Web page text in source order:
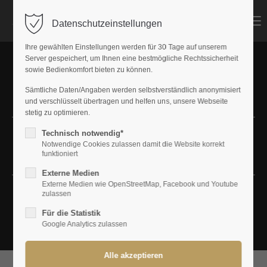
Login
Benutzername
Passwort
Anmelden
Support
Lorem ipsum dolor sit amet:
Newsdetails
Datenschutzeinstellungen
Ihre gewählten Einstellungen werden für 30 Tage auf unserem
Server gespeichert, um Ihnen eine bestmögliche Rechtssicherheit
sowie Bedienkomfort bieten zu können.
Sämtliche Daten/Angaben werden selbstverständlich anonymisiert
und verschlüsselt übertragen und helfen uns, unsere Webseite
stetig zu optimieren.
Technisch notwendig*
Notwendige Cookies zulassen damit die Website korrekt
funktioniert
Externe Medien
Externe Medien wie OpenStreetMap, Facebook und Youtube
zulassen
Für die Statistik
Google Analytics zulassen